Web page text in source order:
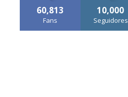
60,813
Fans
10,000
Seguidores